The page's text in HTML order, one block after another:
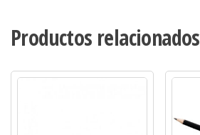
Productos relacionados